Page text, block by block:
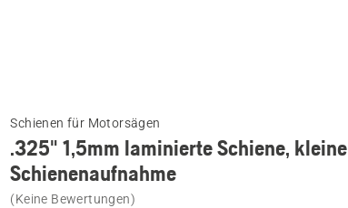
Details
.325"
Schienen für Motorsägen
.325" 1,5mm laminierte Schiene, kleine
Schienenaufnahme
(Keine Bewertungen)